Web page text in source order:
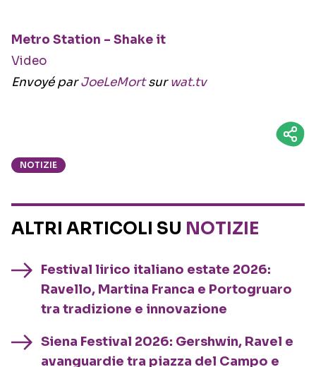
Metro Station – Shake it
Video
Envoyé parJoeLeMortsurwat.tv
NOTIZIE
ALTRI ARTICOLI SU NOTIZIE
Festival lirico italiano estate 2026:
Ravello, Martina Franca e Portogruaro
tra tradizione e innovazione
Siena Festival 2026: Gershwin, Ravel e
avanguardie tra piazza del Campo e